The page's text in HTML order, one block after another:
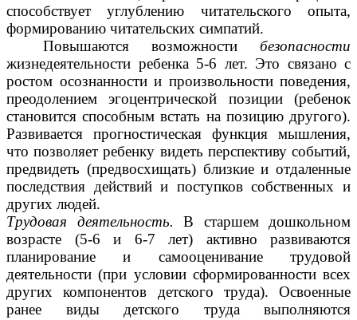
способствует углублению читательского опыта,
формированию читательских симпатий.
Повышаются возможности безопасности
жизнедеятельности ребенка 5-6 лет. Это связано с
ростом осознанности и произвольности поведения,
преодолением эгоцентрической позиции (ребенок
становится способным встать на позицию другого).
Развивается прогностическая функция мышления,
что позволяет ребенку видеть перспективу событий,
предвидеть (предвосхищать) близкие и отдаленные
последствия действий и поступков собственных и
других людей.
Трудовая деятельность. В старшем дошкольном
возрасте (5-6 и 6-7 лет) активно развиваются
планирование и самооценивание трудовой
деятельности (при условии сформированности всех
других компонентов детского труда). Освоенные
ранее виды детского труда выполняются